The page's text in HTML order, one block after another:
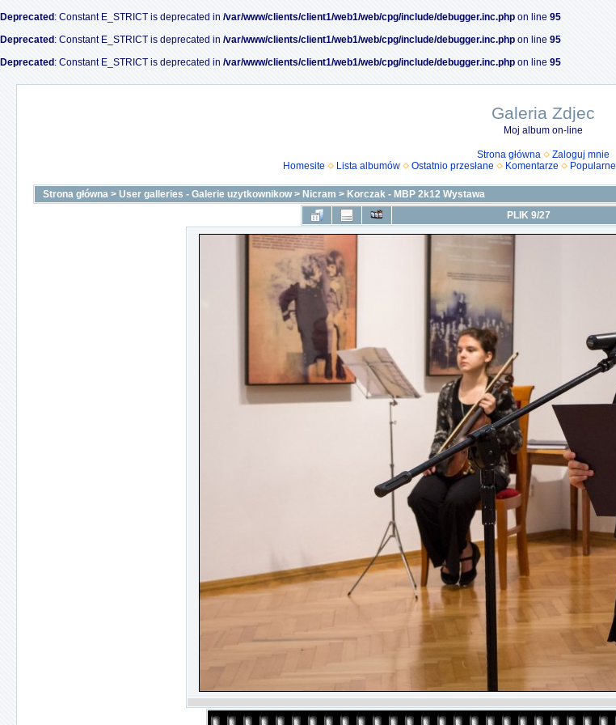
Deprecated : Constant E_STRICT is deprecated in /var/www/clients/client1/web1/web/cpg/include/debugger.inc.php on line 95
Deprecated : Constant E_STRICT is deprecated in /var/www/clients/client1/web1/web/cpg/include/debugger.inc.php on line 95
Deprecated : Constant E_STRICT is deprecated in /var/www/clients/client1/web1/web/cpg/include/debugger.inc.php on line 95
Galeria Zdjec
Moj album on-line
Strona główna
Zaloguj mnie
Homesite
Lista albumów Ostatnio przesłane Komentarze Popularne
Strona główna > User galleries - Galerie uzytkownikow> Nicram > Korczak - MBP 2k12 Wystawa
PLIK 9/27